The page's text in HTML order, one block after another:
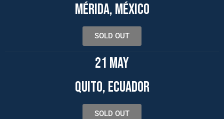
MÉRIDA, MÉXICO
SOLD OUT
21 MAY
QUITO, ECUADOR
SOLD OUT